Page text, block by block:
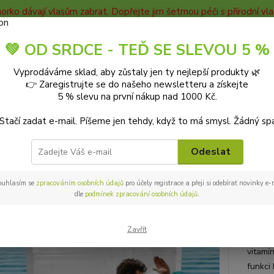
dávají vlasům zabrat. Dopřejte jim šetrnou péči s přírodní
Hledat
STRAVY Vitamíny a minerály Geloren Active pomeranč
Active pomeranč kloubní
funkci
💚 OD SRDCE - TEĎ SE SLEVOU 5 %
Vyprodáváme sklad, aby zůstaly jen ty nejlepší produkty 🌿
👉 Zaregistrujte se do našeho newsletteru a získejte
5 % slevu na první nákup nad 1000 Kč.
zadat e-mail. Píšeme jen tehdy, když to má smysl. Žádný
Odeslat
se zpracováním osobních údajůpro účely registrace a přeji si odebírat novinky e-
dle podmínek zpracování osobních údajů.
Zavřít